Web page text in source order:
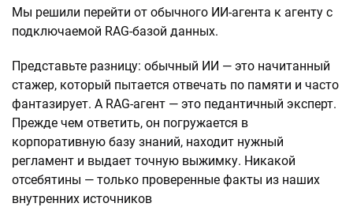
Мы решили перейти от обычного ИИ-агента к агенту с
подключаемой RAG-базой данных.
Представьте разницу: обычный ИИ — это начитанный
стажер, который пытается отвечать по памяти и часто
фантазирует. А RAG-агент — это педантичный эксперт.
Прежде чем ответить, он погружается в
корпоративную базу знаний, находит нужный
регламент и выдает точную выжимку. Никакой
отсебятины — только проверенные факты из наших
внутренних источников